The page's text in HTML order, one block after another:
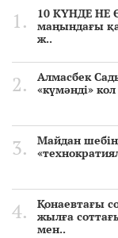
10 КҮНДЕ НЕ
маңындағы
ж..
Алмасбек
«күмәнді»
Майдан
Қонаевтағы
жылға
мен..